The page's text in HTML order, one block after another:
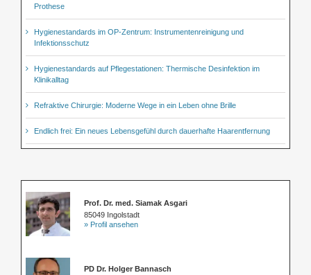
Prothese
Hygienestandards im OP-Zentrum: Instrumentenreinigung und
Infektionsschutz
Hygienestandards auf Pflegestationen: Thermische Desinfektion im
Klinikalltag
Refraktive Chirurgie: Moderne Wege in ein Leben ohne Brille
Endlich frei: Ein neues Lebensgefühl durch dauerhafte Haarentfernung
Prof. Dr. med. Siamak Asgari
85049 Ingolstadt
» Profil ansehen
PD Dr. Holger Bannasch